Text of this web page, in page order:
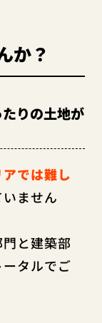
か？
りの土地が
では難し
ません
と建築部
タルでご